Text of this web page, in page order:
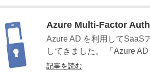
Azure Multi-Factor
Azure AD を利用してSaaS
してきました。 「Azure
記事を読む